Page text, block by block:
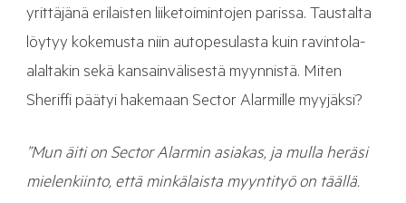
yrittäjänä erilaisten liiketoimintojen parissa. Taustalta
löytyy kokemusta niin autopesulasta kuin ravintola-
alaltakin sekä kansainvälisestä myynnistä. Miten
Sheriffi päätyi hakemaan Sector Alarmille myyjäksi?
”Mun äiti on Sector Alarmin asiakas, ja mulla heräsi
mielenkiinto, että minkälaista myyntityö on täällä.